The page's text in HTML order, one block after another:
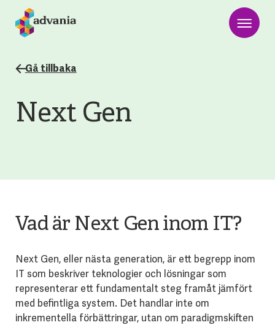
Gå tillbaka
Next Gen
Vad är Next Gen inom IT?
Next Gen, eller nästa generation, är ett begrepp inom
IT som beskriver teknologier och lösningar som
representerar ett fundamentalt steg framåt jämfört
med befintliga system. Det handlar inte om
inkrementella förbättringar, utan om paradigmskiften